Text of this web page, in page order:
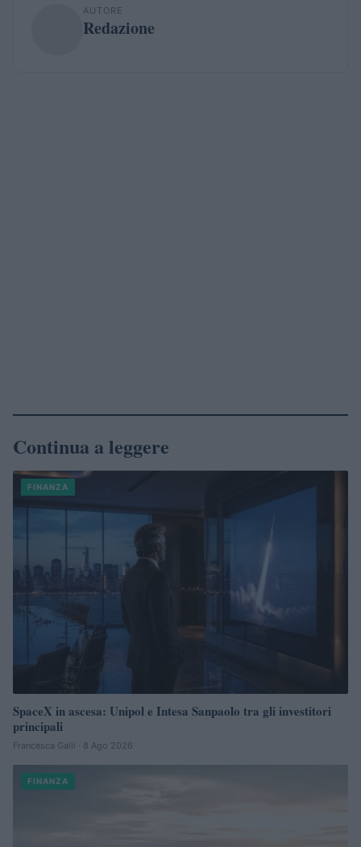
AUTORE
Redazione
Continua a leggere
FINANZA
SpaceX in ascesa: Unipol e Intesa Sanpaolo tra gli investitori
principali
Francesca Galli · 8 Ago 2026
FINANZA